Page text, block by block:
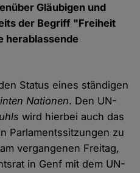
Gläubigen und
der Begriff "Freiheit
herablassende
Status eines ständigen
Nationen. Den UN-
wird hierbei auch das
Parlamentssitzungen zu
vergangenen Freitag,
in Genf mit dem UN-